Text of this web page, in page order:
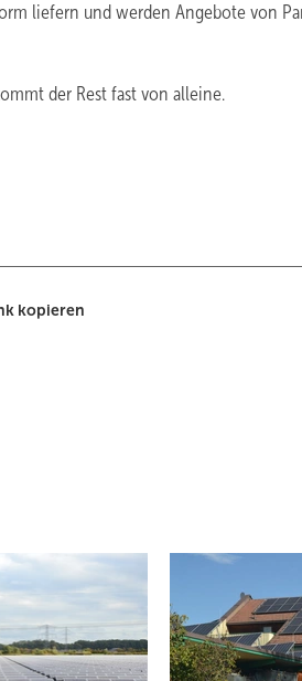
liefern und werden Angebote von
der Rest fast von alleine.
kopieren